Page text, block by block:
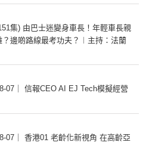
集) 由巴士迷變身車長！年輕車長親
邊啲路線最考功夫？︱主持：法蘭
07｜ 信報CEO AI EJ Tech模擬經營
07｜ 香港01 老齡化新視角 在高齡亞